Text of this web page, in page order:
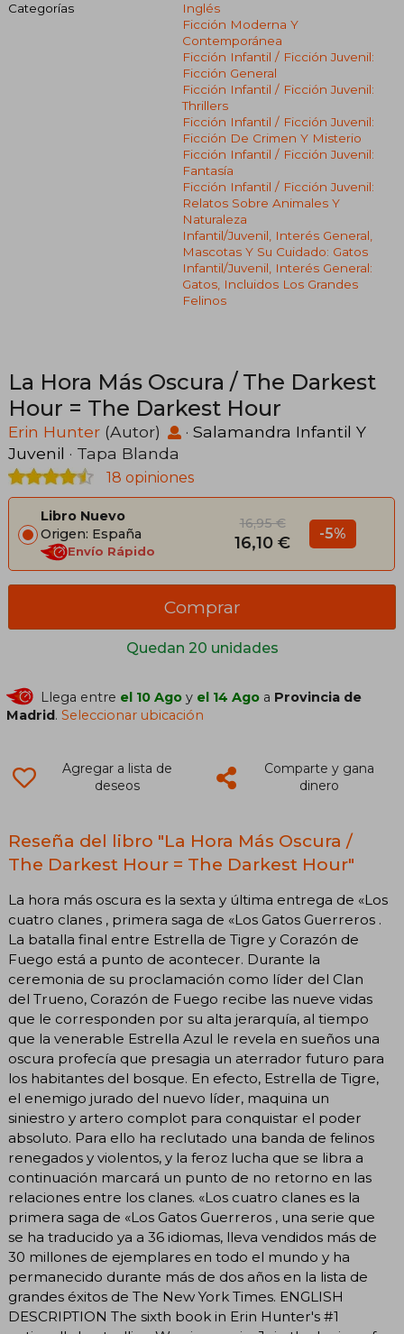
Categorías
Inglés
Ficción Moderna Y
Contemporánea
Ficción Infantil / Ficción Juvenil:
Ficción General
Ficción Infantil / Ficción Juvenil:
Thrillers
Ficción Infantil / Ficción Juvenil:
Ficción De Crimen Y Misterio
Ficción Infantil / Ficción Juvenil:
Fantasía
Ficción Infantil / Ficción Juvenil:
Relatos Sobre Animales Y
Naturaleza
Infantil/juvenil, Interés General,
Mascotas Y Su Cuidado: Gatos
Infantil/juvenil, Interés General:
Gatos, Incluidos Los Grandes
Felinos
La Hora Más Oscura / The Darkest
Hour = The Darkest Hour
Erin Hunter (Autor) · Salamandra Infantil Y
Juvenil · Tapa Blanda
18 opiniones
Libro Nuevo
Origen: España
Envío Rápido
16,95 €
16,10 € -5%
Quedan 20 unidades
Comprar
Llega entre el 10 Ago y el 14 Ago a Provincia de
Madrid.Seleccionar ubicación
Agregar a lista de
deseos
Comparte y gana
dinero
Reseña del libro "La Hora Más Oscura /
The Darkest Hour = The Darkest Hour"
La hora más oscura es la sexta y última entrega de «Los
cuatro clanes , primera saga de «Los Gatos Guerreros .
La batalla final entre Estrella de Tigre y Corazón de
Fuego está a punto de acontecer. Durante la
ceremonia de su proclamación como líder del Clan
del Trueno, Corazón de Fuego recibe las nueve vidas
que le corresponden por su alta jerarquía, al tiempo
que la venerable Estrella Azul le revela en sueños una
oscura profecía que presagia un aterrador futuro para
los habitantes del bosque. En efecto, Estrella de Tigre,
el enemigo jurado del nuevo líder, maquina un
siniestro y artero complot para conquistar el poder
absoluto. Para ello ha reclutado una banda de felinos
renegados y violentos, y la feroz lucha que se libra a
continuación marcará un punto de no retorno en las
relaciones entre los clanes. «Los cuatro clanes es la
primera saga de «Los Gatos Guerreros , una serie que
se ha traducido ya a 36 idiomas, lleva vendidos más de
30 millones de ejemplares en todo el mundo y ha
permanecido durante más de dos años en la lista de
grandes éxitos de The New York Times. ENGLISH
DESCRIPTION The sixth book in Erin Hunter's #1